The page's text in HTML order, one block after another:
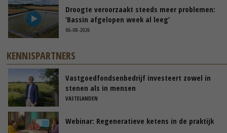
Droogte veroorzaakt steeds meer problemen:
‘Bassin afgelopen week al leeg’
06-08-2026
KENNISPARTNERS
Vastgoedfondsenbedrijf investeert zowel in
stenen als in mensen
VASTELANDEN
Webinar: Regeneratieve ketens in de praktijk